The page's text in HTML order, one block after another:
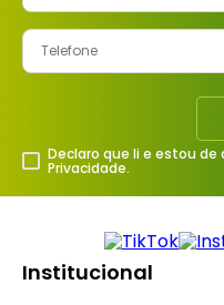
Declaro que li e estou de
Privacidade.
Institucional